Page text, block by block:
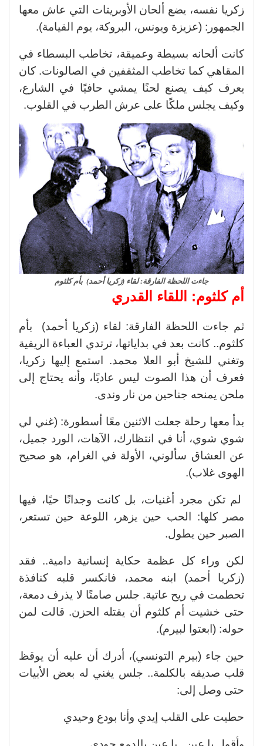
زكريا نفسه، يضع ألحان الأوبريتات التي عاش معها
الجمهور: (عزيزة ويونس، البروكة، يوم القيامة).
كانت ألحانه بسيطة وعميقة، تخاطب البسطاء في
المقاهي كما تخاطب المثقفين في الصالونات. كان
يعرف كيف يصنع لحنًا يمشي حافيًا في الشارع،
وكيف يجلس ملكًا على عرش الطرب في القلوب.
جاءت اللحظة الفارقة: لقاء (زكريا أحمد) بأم كلثوم
أم كلثوم: اللقاء القدري
ثم جاءت اللحظة الفارقة: لقاء (زكريا أحمد) بأم
كلثوم.. كانت بعد في بداياتها، ترتدي العباءة الريفية
وتغني للشيخ أبو العلا محمد. استمع إليها زكريا،
فعرف أن هذا الصوت ليس عاديًا، وأنه يحتاج إلى
ملحن يمنحه جناحين من نار وندى.
بدأ معها رحلة جعلت الاثنين معًا أسطورة: (غني لي
شوي شوي، أنا في انتظارك، الآهات، الورد جميل،
عن العشاق سألوني، الأولة في الغرام، هو صحيح
الهوى غلاب).
لم تكن مجرد أغنيات، بل كانت وجدانًا حيًا، فيها
مصر كلها: الحب حين يزهر، اللوعة حين تستعر،
الصبر حين يطول.
لكن وراء كل عظمة حكاية إنسانية دامية.. فقد
(زكريا أحمد) ابنه محمد، فانكسر قلبه كنافذة
تحطمت في ريح عاتية. جلس صامتًا لا يذرف دمعة،
حتى خشيت أم كلثوم أن يقتله الحزن. قالت لمن
حوله: (ابعتوا لبيرم).
حين جاء (بيرم التونسي)، أدرك أن عليه أن يوقظ
قلب صديقه بالكلمة.. جلس يغني له بعض الأبيات
حتى وصل إلى:
حطيت على القلب إيدي وأنا بودع وحيدي